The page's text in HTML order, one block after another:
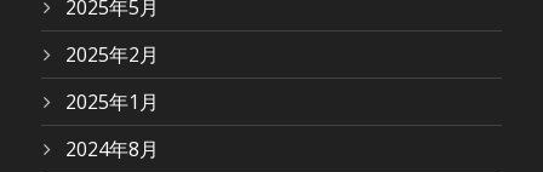
2025年5月
2025年2月
2025年1月
2024年8月